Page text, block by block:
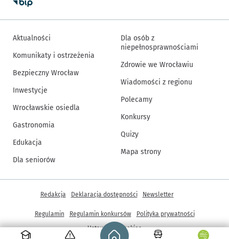
Strona główna - wroclaw.pl
Aktualności
Komunikaty i ostrzeżenia
Bezpieczny Wrocław
Inwestycje
Wrocławskie osiedla
Gastronomia
Edukacja
Dla seniorów
Dla osób z
niepełnosprawnościami
Zdrowie we Wrocławiu
Wiadomości z regionu
Polecamy
Konkursy
Quizy
Mapa strony
Inne informacje
Redakcja Deklaracja dostępności Newsletter
Regulamin Regulamin konkursów
Polityka prywatności
Ustawienia cookies